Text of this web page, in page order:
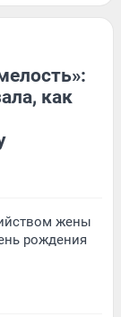
как
жены
рождения